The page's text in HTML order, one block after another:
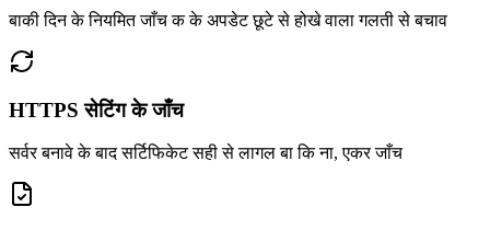
बाकी दिन के नियमित जाँच क के अपडेट छूटे से होखे वाला गलती से बचाव
HTTPS सेटिंग के जाँच
सर्वर बनावे के बाद सर्टिफिकेट सही से लागल बा कि ना, एकर जाँच